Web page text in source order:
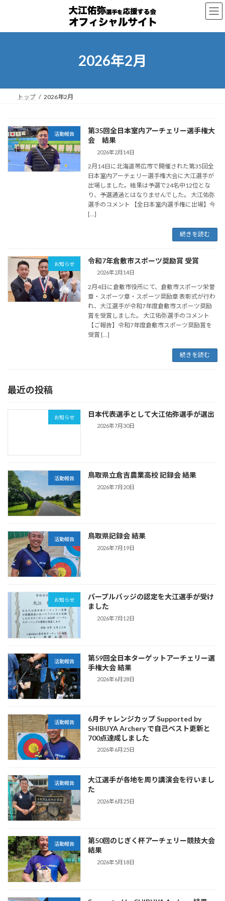
ン
ー
2026年2月
トップ 2026年2月
活動報告
第35回全日本室内アーチェリー選手権大
会 結果
2026年2月14日
2月14日に北海道帯広市で開催された第35回全
日本室内アーチェリー選手権大会に大江選手が
出場しました。結果は予選で24名中12位とな
り、予選通過とはなりませんでした。 大江佑弥
選手のコメント 【全日本室内選手権に出場】今
[…]
続きを読む
お知らせ 令和7年倉敷市スポーツ奨励賞 受賞
2026年2月14日
2月4日に倉敷市役所にて、倉敷市スポーツ栄誉
章・スポーツ章・スポーツ奨励章 表彰式が行わ
れ、大江選手が令和7年度倉敷市スポーツ奨励
賞を受賞しました。 大江佑弥選手のコメント
【ご報告】令和7年度倉敷市スポーツ奨励賞を
受賞 […]
続きを読む
最近の投稿
お知らせ 日本代表選手として大江佑弥選手が選出
2026年7月30日
活動報告 鳥取県立倉吉農業高校 記録会 結果
2026年7月20日
活動報告 鳥取県記録会 結果
2026年7月19日
お知らせ
パープルバッジの認定を大江選手が受け
ました
2026年7月12日
活動報告
第59回全日本ターゲットアーチェリー選
手権大会 結果
2026年6月28日
活動報告
6月チャレンジカップ Supported by
SHIBUYA Archery で自己ベスト更新と
700点達成しました
2026年6月25日
活動報告
大江選手が各地を周り講演会を行いまし
た
2026年6月25日
活動報告
第50回のじぎく杯アーチェリー競技大会
結果
2026年5月18日